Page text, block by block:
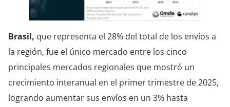
Brasil, que representa el 28% del total de los envíos a
la región, fue el único mercado entre los cinco
principales mercados regionales que mostró un
crecimiento interanual en el primer trimestre de 2025,
logrando aumentar sus envíos en un 3% hasta